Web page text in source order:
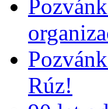
Rúz!